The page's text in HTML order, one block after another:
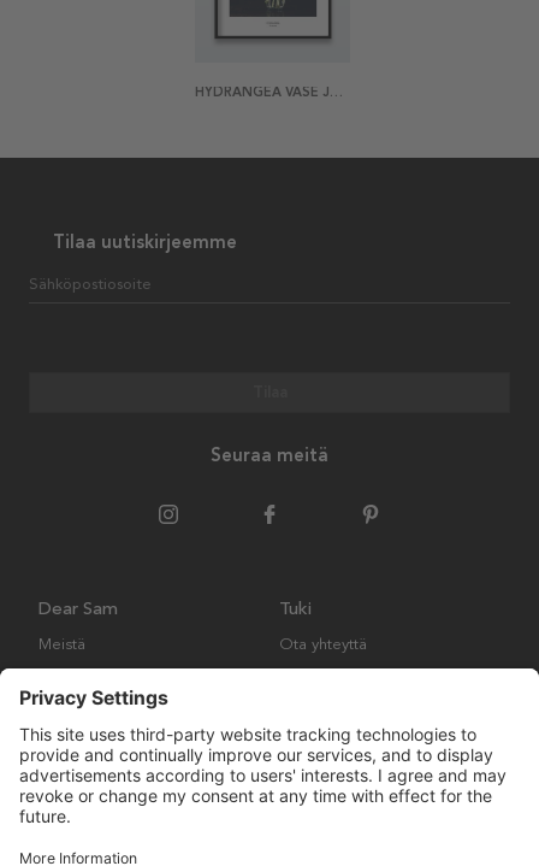
HYDRANGEA VASE JULISTE
Tilaa uutiskirjeemme
Sähköpostiosoite
Seuraa meitä
Dear Sam
Meistä
Tuki
Ota yhteyttä
Palautukset ja vaatimukset